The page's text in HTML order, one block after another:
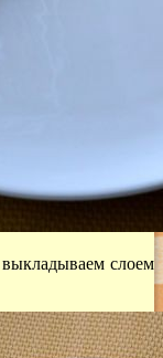
слоем